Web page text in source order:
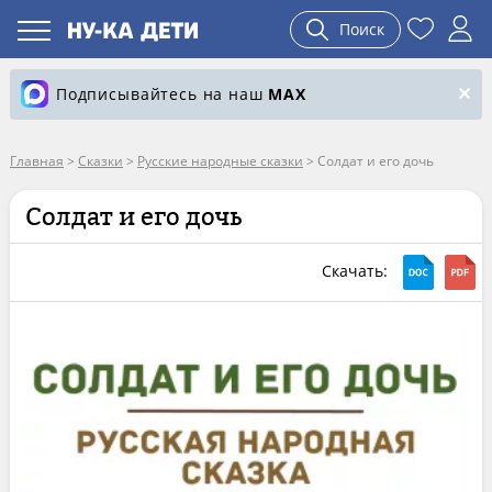
Поиск
Подписывайтесь на наш MAX
Главная > Сказки > Русские народные сказки > Солдат и его дочь
Солдат и его дочь
Скачать: